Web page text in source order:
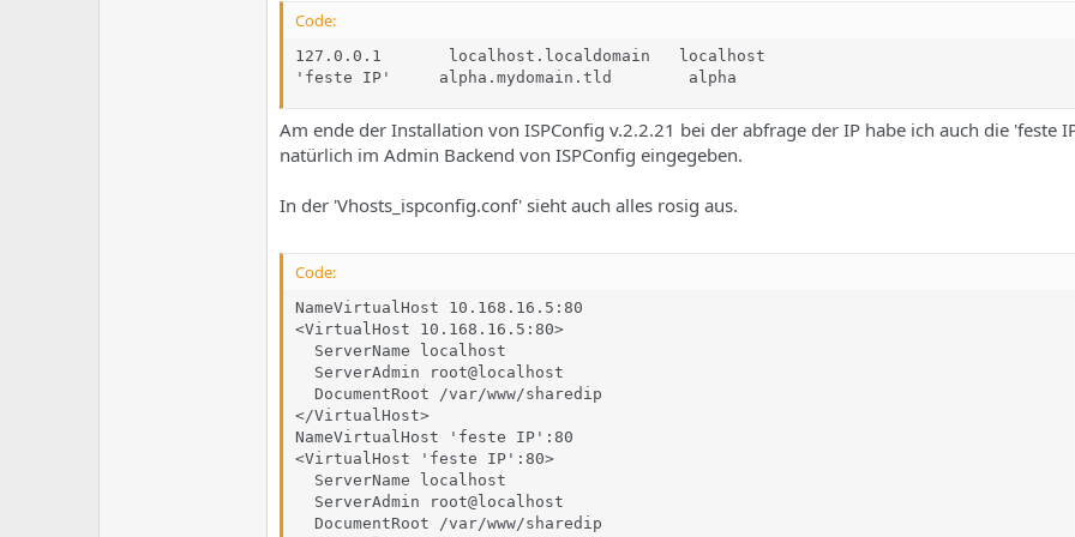
Code:
127.0.0.1       localhost.localdomain   localhost
'feste IP'     alpha.mydomain.tld        alpha
Am ende der Installation von ISPConfig v.2.2.21 bei der abfrage der IP habe ich auch die 'feste
natürlich im Admin Backend von ISPConfig eingegeben.
In der 'Vhosts_ispconfig.conf' sieht auch alles rosig aus.
Code:
NameVirtualHost 10.168.16.5:80
<VirtualHost 10.168.16.5:80>
  ServerName localhost
  ServerAdmin root@localhost
  DocumentRoot /var/www/sharedip
</VirtualHost>
NameVirtualHost 'feste IP':80
<VirtualHost 'feste IP':80>
  ServerName localhost
  ServerAdmin root@localhost
  DocumentRoot /var/www/sharedip